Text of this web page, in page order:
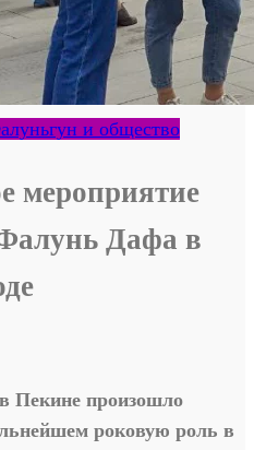
и общество
мероприятие
Дафа в
Пекине произошло
роковую роль в